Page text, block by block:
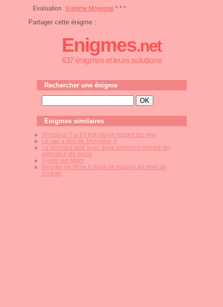
Evaluation : Enigme Moyenne * * *
Partager cette énigme :
Enigmes.net
637 énigmes et leurs solutions
Rechercher une énigme
Enigmes similaires
Monsieur Y a-t-il trop bu en testant les vins
Le sac a dos de Monsieur X
Le diamant volé avec deux planches malgré les
détecteur de press
Vieillir sur Mars
Meurtre de Mme X dans sa maison au bord de
l'océan